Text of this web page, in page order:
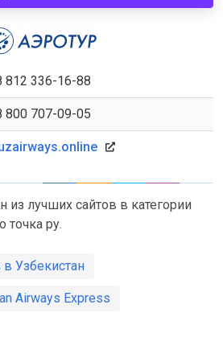
812 336-16-88
800 707-09-05
из лучших сайтов в категории
точка ру.
Узбекистан
Airways Express